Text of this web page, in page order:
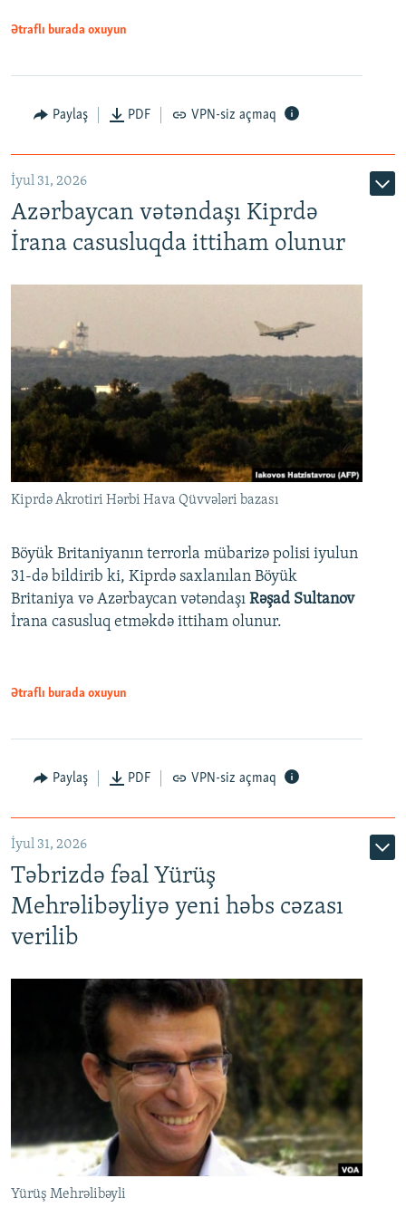
Ətraflı burada oxuyun
Paylaş PDF VPN-siz açmaq
İyul 31, 2026
Azərbaycan vətəndaşı Kiprdə
İrana casusluqda ittiham olunur
Kiprdə Akrotiri Hərbi Hava Qüvvələri bazası
Böyük Britaniyanın terrorla mübarizə polisi iyulun
31-də bildirib ki, Kiprdə saxlanılan Böyük
Britaniya və Azərbaycan vətəndaşı Rəşad Sultanov
İrana casusluq etməkdə ittiham olunur.
Ətraflı burada oxuyun
Paylaş PDF VPN-siz açmaq
İyul 31, 2026
Təbrizdə fəal Yürüş
Mehrəlibəyliyə yeni həbs cəzası
verilib
Yürüş Mehrəlibəyli